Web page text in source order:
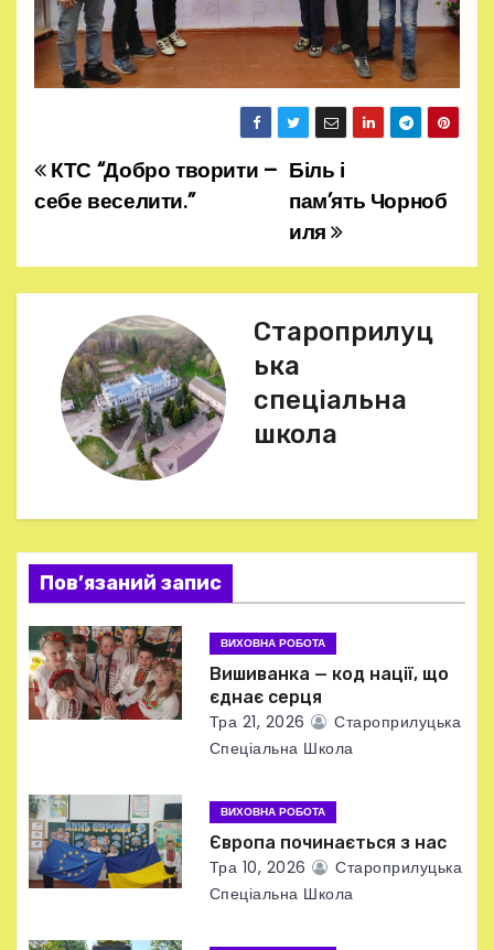
Н
в
я
з
а
п
и
і
в
Біль і
пам’ять Чорноб
иля
КТС “Добро творити –
себе веселити.”
Староприлуц
ька
спеціальна
школа
Пов’язаний запис
ВИХОВНА РОБОТА
Вишиванка — код нації, що
єднає серця
Тра 21, 2026
Староприлуцька
Спеціальна Школа
ВИХОВНА РОБОТА
Європа починається з нас
Тра 10, 2026
Староприлуцька
Спеціальна Школа